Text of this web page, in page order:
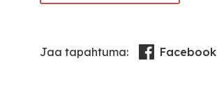
Jaa tapahtuma: Facebook